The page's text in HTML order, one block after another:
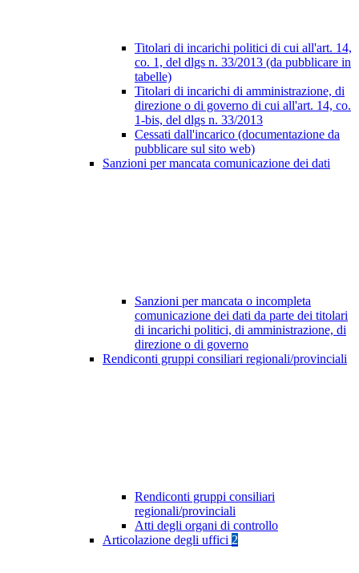
Titolari di incarichi politici di cui all'art. 14,
co. 1, del dlgs n. 33/2013 (da pubblicare in
tabelle)
Titolari di incarichi di amministrazione, di
direzione o di governo di cui all'art. 14, co.
1-bis, del dlgs n. 33/2013
Cessati dall'incarico (documentazione da
pubblicare sul sito web)
Sanzioni per mancata comunicazione dei dati
Sanzioni per mancata o incompleta
comunicazione dei dati da parte dei titolari
di incarichi politici, di amministrazione, di
direzione o di governo
Rendiconti gruppi consiliari regionali/provinciali
Rendiconti gruppi consiliari
regionali/provinciali
Atti degli organi di controllo
Articolazione degli uffici 2